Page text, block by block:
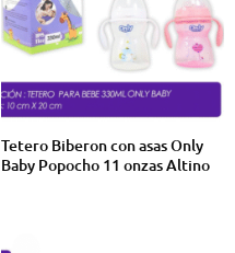
Tetero Biberon con asas Only
Baby Popocho 11 onzas Altino